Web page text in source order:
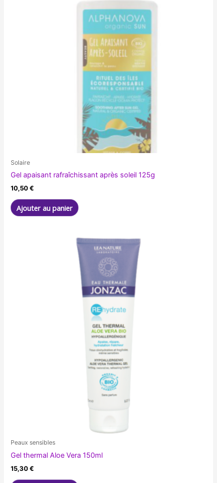
Solaire
Gel apaisant rafraîchissant après soleil 125g
10,50€
Ajouter au panier
Peaux sensibles
Gel thermal Aloe Vera 150ml
15,30€